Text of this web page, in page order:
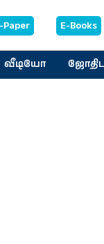
Paper E-Books
வீடியோ